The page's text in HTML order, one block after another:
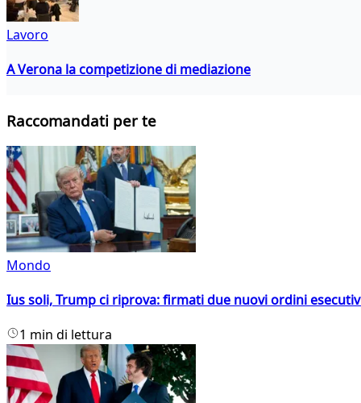
Lavoro
A Verona la competizione di mediazione
Raccomandati per te
Mondo
Ius soli, Trump ci riprova: firmati due nuovi ordini
1 min di lettura